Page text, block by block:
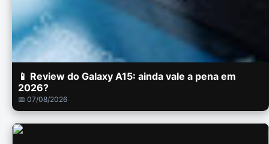
📱 Review do Galaxy A15: ainda vale a pena em
2026?
📅 07/08/2026